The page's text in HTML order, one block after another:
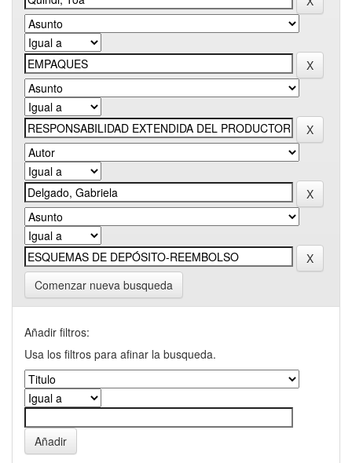
Comenzar nueva busqueda
Añadir filtros:
Usa los filtros para afinar la busqueda.